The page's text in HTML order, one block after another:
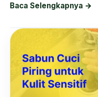
Baca Selengkapnya →